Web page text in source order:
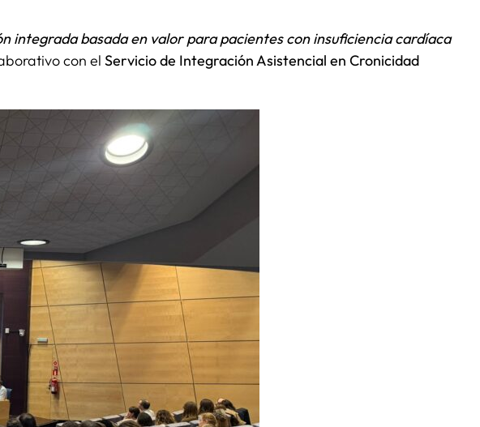
integrada basada en valor para pacientes con insuficiencia cardíaca
con el Servicio de Integración Asistencial en Cronicidad